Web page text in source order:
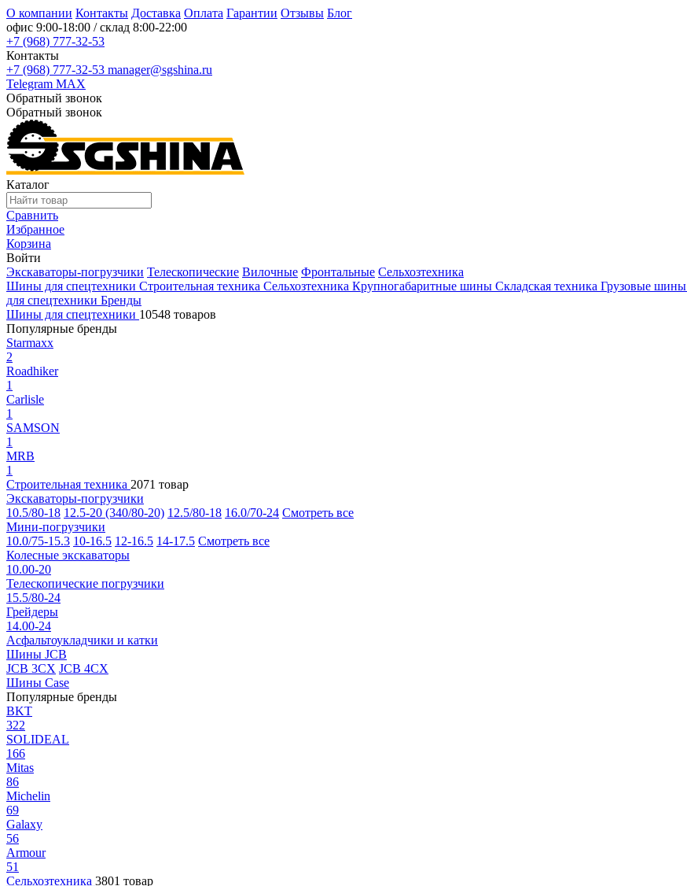
О компании Контакты Доставка Оплата Гарантии Отзывы Блог
офис 9:00-18:00 / склад 8:00-22:00
+7 (968) 777-32-53
Контакты
+7 (968) 777-32-53 manager@sgshina.ru
Telegram MAX
Обратный звонок
Обратный звонок
Каталог
Сравнить
Избранное
Корзина
Войти
Экскаваторы-погрузчики Телескопические Вилочные Фронтальные Сельхозтехника
Шины для спецтехники Строительная техника Сельхозтехника Крупногабаритные шины Складская техника Грузовые шины
для спецтехники Бренды
Шины для спецтехники 10548 товаров
Популярные бренды
Starmaxx
2
Roadhiker
1
Carlisle
1
SAMSON
1
MRB
1
Строительная техника 2071 товар
Экскаваторы-погрузчики
10.5/80-18 12.5-20 (340/80-20) 12.5/80-18 16.0/70-24 Смотреть все
Мини-погрузчики
10.0/75-15.3 10-16.5 12-16.5 14-17.5 Смотреть все
Колесные экскаваторы
10.00-20
Телескопические погрузчики
15.5/80-24
Грейдеры
14.00-24
Асфальтоукладчики и катки
Шины JCB
JCB 3CX JCB 4CX
Шины Case
Популярные бренды
BKT
322
SOLIDEAL
166
Mitas
86
Michelin
69
Galaxy
56
Armour
51
Сельхозтехника 3801 товар